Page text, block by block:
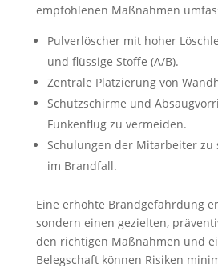
empfohlenen Maßnahmen
Pulverlöscher mit hoher
und flüssige Stoffe (A/B).
Zentrale Platzierung von
Schutzschirme und
Funkenflug zu vermeiden.
Schulungen der Mitarbeiter zu
im Brandfall.
Eine erhöhte Brandgefährdung
sondern einen gezielten,
den richtigen Maßnahmen und
Belegschaft können Risiken